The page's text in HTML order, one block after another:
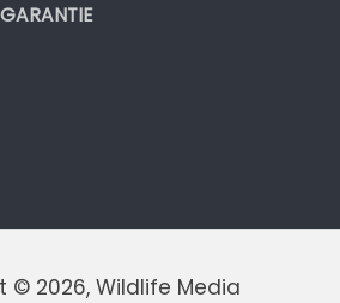
© 2026, Wildlife Media